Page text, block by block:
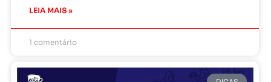
LEIA MAIS »
1 comentário